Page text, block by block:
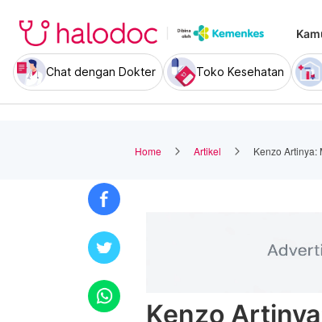
Chat dengan Dokter Toko Kesehatan
Home Artikel Kenzo Artinya:
Kenzo